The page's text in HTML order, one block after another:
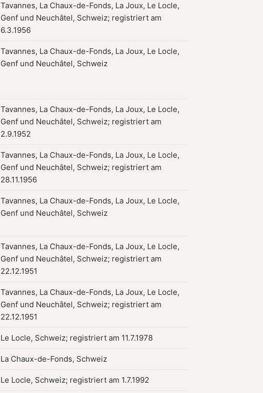
Tavannes, La Chaux-de-Fonds, La Joux, Le Locle,
Genf und Neuchâtel, Schweiz; registriert am
6.3.1956
Tavannes, La Chaux-de-Fonds, La Joux, Le Locle,
Genf und Neuchâtel, Schweiz
Tavannes, La Chaux-de-Fonds, La Joux, Le Locle,
Genf und Neuchâtel, Schweiz; registriert am
2.9.1952
Tavannes, La Chaux-de-Fonds, La Joux, Le Locle,
Genf und Neuchâtel, Schweiz; registriert am
28.11.1956
Tavannes, La Chaux-de-Fonds, La Joux, Le Locle,
Genf und Neuchâtel, Schweiz
Tavannes, La Chaux-de-Fonds, La Joux, Le Locle,
Genf und Neuchâtel, Schweiz; registriert am
22.12.1951
Tavannes, La Chaux-de-Fonds, La Joux, Le Locle,
Genf und Neuchâtel, Schweiz; registriert am
22.12.1951
Le Locle, Schweiz; registriert am 11.7.1978
La Chaux-de-Fonds, Schweiz
Le Locle, Schweiz; registriert am 1.7.1992